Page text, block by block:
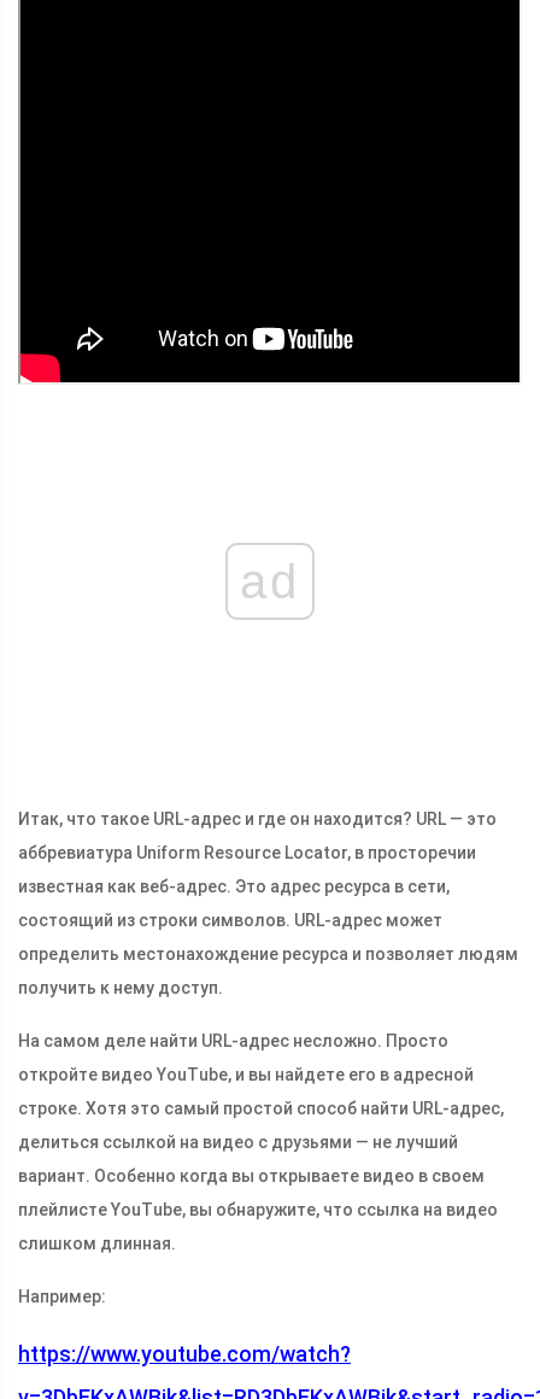
ad
Итак, что такое URL-адрес и где он находится? URL — это
аббревиатура Uniform Resource Locator, в просторечии
известная как веб-адрес. Это адрес ресурса в сети,
состоящий из строки символов. URL-адрес может
определить местонахождение ресурса и позволяет людям
получить к нему доступ.
На самом деле найти URL-адрес несложно. Просто
откройте видео YouTube, и вы найдете его в адресной
строке. Хотя это самый простой способ найти URL-адрес,
делиться ссылкой на видео с друзьями — не лучший
вариант. Особенно когда вы открываете видео в своем
плейлисте YouTube, вы обнаружите, что ссылка на видео
слишком длинная.
Например:
https://www.youtube.com/watch?